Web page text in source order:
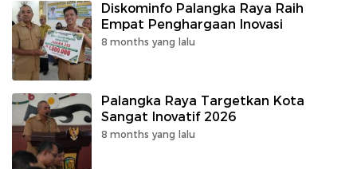
Diskominfo Palangka Raya Raih
Empat Penghargaan Inovasi
8 months yang lalu
Palangka Raya Targetkan Kota
Sangat Inovatif 2026
8 months yang lalu